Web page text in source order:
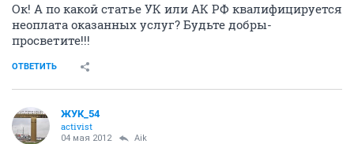
Ок! А по какой статье УК или АК РФ квалифицируется
неоплата оказанных услуг? Будьте добры-
просветите!!!
ОТВЕТИТЬ
ЖУК_54
activist
04 мая 2012 Aik